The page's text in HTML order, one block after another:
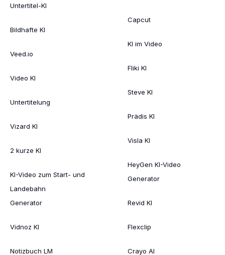
Untertitel-KI
Bildhafte KI
Veed.io
Video KI
Untertitelung
Vizard KI
2 kurze KI
KI-Video zum Start- und
Landebahn
Generator
Vidnoz KI
Notizbuch LM
Capcut
KI im Video
Fliki KI
Steve KI
Prädis KI
Visla KI
HeyGen KI-Video
Generator
Revid KI
Flexclip
Crayo AI